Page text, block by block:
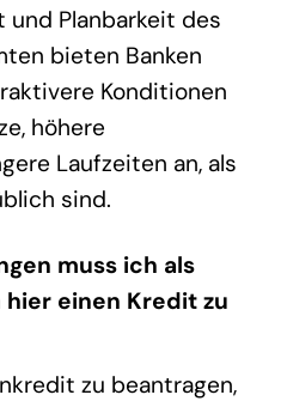
Planbarkeit des
bieten Banken
Konditionen
höhere
Laufzeiten an, als
sind.
muss ich als
einen Kredit zu
zu beantragen,